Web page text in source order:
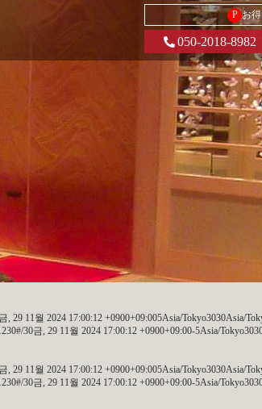
P お
050-2018-8982
29 11월 2024 17:00:12 +0900+09:005Asia/Tokyo3030Asia/
30금, 29 11월 2024 17:00:12 +0900+09:00-5Asia/
29 11월 2024 17:00:12 +0900+09:005Asia/Tokyo3030Asia/
30금, 29 11월 2024 17:00:12 +0900+09:00-5Asia/